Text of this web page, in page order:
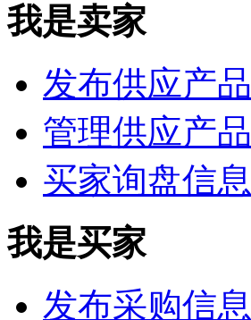
我是卖家
发布供应产品
管理供应产品
买家询盘信息
我是买家
发布采购信息